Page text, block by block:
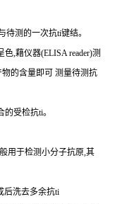
待测的一次抗ti键结。
色,藉仪器(ELISA reader)测
的含量即可 测量待测抗
的受检抗ti。
用于检测小分子抗原,其
后洗去多余抗ti